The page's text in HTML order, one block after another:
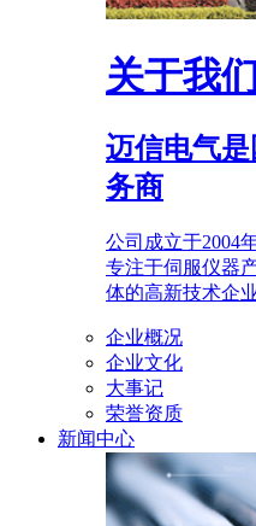
关于我们
迈信电气
务商
公司成立于2004
专注于伺服仪器
体的高新技术企业
企业概况
企业文化
大事记
荣誉资质
新闻中心